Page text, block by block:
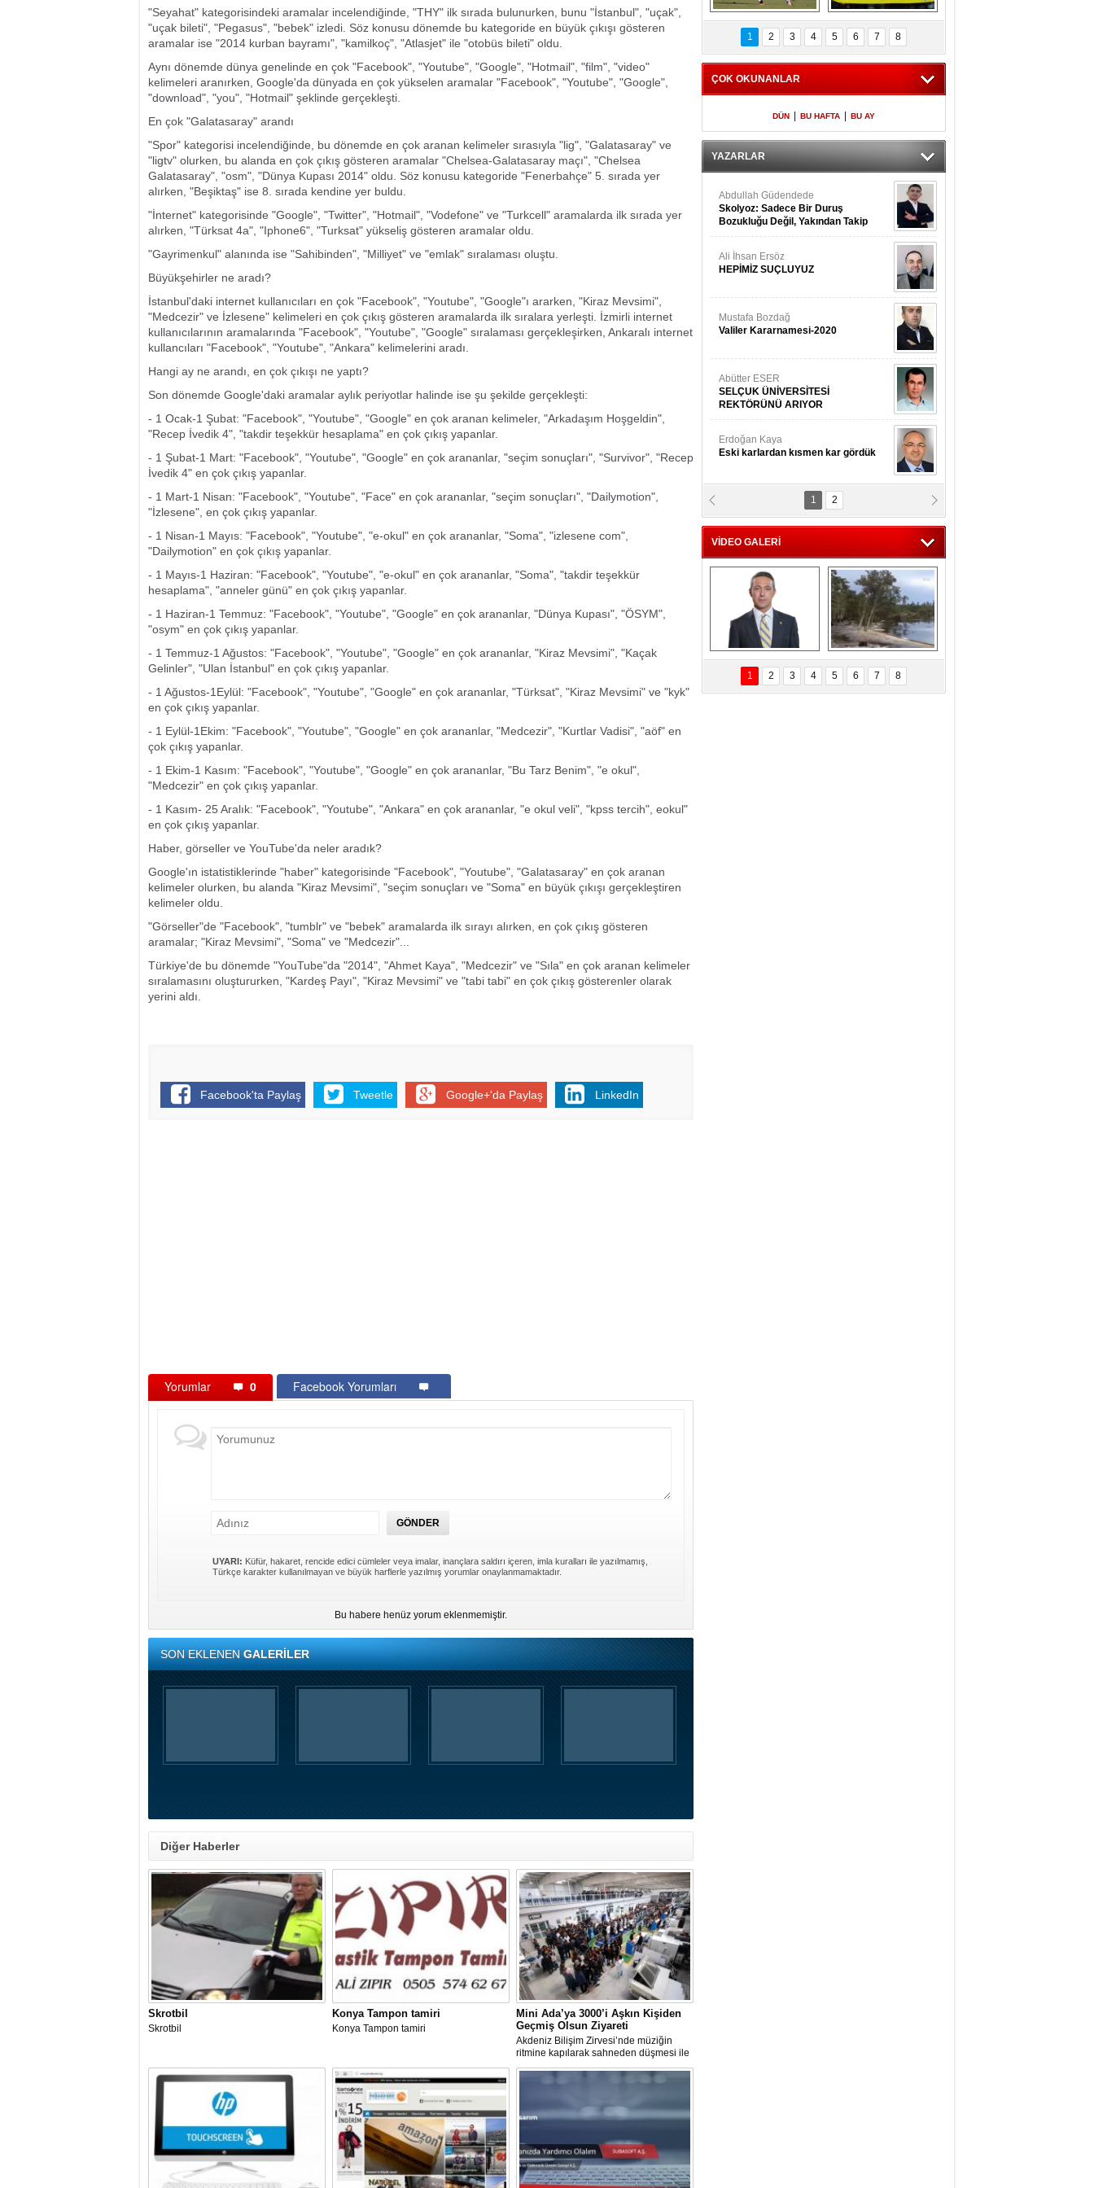
"Seyahat" kategorisindeki aramalar incelendiğinde, "THY" ilk sırada bulunurken, bunu "İstanbul", "uçak",
"uçak bileti", "Pegasus", "bebek" izledi. Söz konusu dönemde bu kategoride en büyük çıkışı gösteren
aramalar ise "2014 kurban bayramı", "kamilkoç", "Atlasjet" ile "otobüs bileti" oldu.
Aynı dönemde dünya genelinde en çok "Facebook", "Youtube", "Google", "Hotmail", "film", "video"
kelimeleri aranırken, Google'da dünyada en çok yükselen aramalar "Facebook", "Youtube", "Google",
"download", "you", "Hotmail" şeklinde gerçekleşti.
En çok "Galatasaray" arandı
"Spor" kategorisi incelendiğinde, bu dönemde en çok aranan kelimeler sırasıyla "lig", "Galatasaray" ve
"ligtv" olurken, bu alanda en çok çıkış gösteren aramalar "Chelsea-Galatasaray maçı", "Chelsea
Galatasaray", "osm", "Dünya Kupası 2014" oldu. Söz konusu kategoride "Fenerbahçe" 5. sırada yer
alırken, "Beşiktaş" ise 8. sırada kendine yer buldu.
"İnternet" kategorisinde "Google", "Twitter", "Hotmail", "Vodefone" ve "Turkcell" aramalarda ilk sırada yer
alırken, "Türksat 4a", "Iphone6", "Turksat" yükseliş gösteren aramalar oldu.
"Gayrimenkul" alanında ise "Sahibinden", "Milliyet" ve "emlak" sıralaması oluştu.
Büyükşehirler ne aradı?
İstanbul'daki internet kullanıcıları en çok "Facebook", "Youtube", "Google"ı ararken, "Kiraz Mevsimi",
"Medcezir" ve İzlesene" kelimeleri en çok çıkış gösteren aramalarda ilk sıralara yerleşti. İzmirli internet
kullanıcılarının aramalarında "Facebook", "Youtube", "Google" sıralaması gerçekleşirken, Ankaralı internet
kullancıları "Facebook", "Youtube", "Ankara" kelimelerini aradı.
Hangi ay ne arandı, en çok çıkışı ne yaptı?
Son dönemde Google'daki aramalar aylık periyotlar halinde ise şu şekilde gerçekleşti:
- 1 Ocak-1 Şubat: "Facebook", "Youtube", "Google" en çok aranan kelimeler, "Arkadaşım Hoşgeldin",
"Recep İvedik 4", "takdir teşekkür hesaplama" en çok çıkış yapanlar.
- 1 Şubat-1 Mart: "Facebook", "Youtube", "Google" en çok arananlar, "seçim sonuçları", "Survivor", "Recep
İvedik 4" en çok çıkış yapanlar.
- 1 Mart-1 Nisan: "Facebook", "Youtube", "Face" en çok arananlar, "seçim sonuçları", "Dailymotion",
"İzlesene", en çok çıkış yapanlar.
- 1 Nisan-1 Mayıs: "Facebook", "Youtube", "e-okul" en çok arananlar, "Soma", "izlesene com",
"Dailymotion" en çok çıkış yapanlar.
- 1 Mayıs-1 Haziran: "Facebook", "Youtube", "e-okul" en çok arananlar, "Soma", "takdir teşekkür
hesaplama", "anneler günü" en çok çıkış yapanlar.
- 1 Haziran-1 Temmuz: "Facebook", "Youtube", "Google" en çok arananlar, "Dünya Kupası", "ÖSYM",
"osym" en çok çıkış yapanlar.
- 1 Temmuz-1 Ağustos: "Facebook", "Youtube", "Google" en çok arananlar, "Kiraz Mevsimi", "Kaçak
Gelinler", "Ulan İstanbul" en çok çıkış yapanlar.
- 1 Ağustos-1Eylül: "Facebook", "Youtube", "Google" en çok arananlar, "Türksat", "Kiraz Mevsimi" ve "kyk"
en çok çıkış yapanlar.
- 1 Eylül-1Ekim: "Facebook", "Youtube", "Google" en çok arananlar, "Medcezir", "Kurtlar Vadisi", "aöf" en
çok çıkış yapanlar.
- 1 Ekim-1 Kasım: "Facebook", "Youtube", "Google" en çok arananlar, "Bu Tarz Benim", "e okul",
"Medcezir" en çok çıkış yapanlar.
- 1 Kasım- 25 Aralık: "Facebook", "Youtube", "Ankara" en çok arananlar, "e okul veli", "kpss tercih", eokul"
en çok çıkış yapanlar.
Haber, görseller ve YouTube'da neler aradık?
Google'ın istatistiklerinde "haber" kategorisinde "Facebook", "Youtube", "Galatasaray" en çok aranan
kelimeler olurken, bu alanda "Kiraz Mevsimi", "seçim sonuçları ve "Soma" en büyük çıkışı gerçekleştiren
kelimeler oldu.
"Görseller"de "Facebook", "tumblr" ve "bebek" aramalarda ilk sırayı alırken, en çok çıkış gösteren
aramalar; "Kiraz Mevsimi", "Soma" ve "Medcezir"...
Türkiye'de bu dönemde "YouTube"da "2014", "Ahmet Kaya", "Medcezir" ve "Sıla" en çok aranan kelimeler
sıralamasını oluştururken, "Kardeş Payı", "Kiraz Mevsimi" ve "tabi tabi" en çok çıkış gösterenler olarak
yerini aldı.
Facebook'ta Paylaş Tweetle Google+'da Paylaş LinkedIn
Yorumlar 0 Facebook Yorumları
UYARI: Küfür, hakaret, rencide edici cümleler veya imalar, inançlara saldırı içeren, imla kuralları ile yazılmamış,
Türkçe karakter kullanılmayan ve büyük harflerle yazılmış yorumlar onaylanmamaktadır.
Bu habere henüz yorum eklenmemiştir.
SON EKLENENGALERİLER
Diğer Haberler
Skrotbil
Skrotbil
Konya Tampon tamiri
Konya Tampon tamiri
Mini Ada’ya 3000’i Aşkın Kişiden
Geçmiş Olsun Ziyareti
Akdeniz Bilişim Zirvesi’nde müziğin
ritmine kapılarak sahneden düşmesi ile
ülke çapında geniş bir yankı bulan
insansı robot Mini Ada’ya “geçmiş
Fenerbahçe
Voluntari 3 golle
geçti
Futbolun adresi beş
ülke...
1 2 3 4 5 6 7 8
ÇOK OKUNANLAR
DÜN BU HAFTA BU AY
YAZARLAR
Abdullah Güdendede
Skolyoz: Sadece Bir Duruş
Bozukluğu Değil, Yakından Takip
Gerekir
Ali İhsan Ersöz
HEPİMİZ SUÇLUYUZ
Mustafa Bozdağ
Valiler Kararnamesi-2020
Abütter ESER
SELÇUK ÜNİVERSİTESİ
REKTÖRÜNÜ ARIYOR
Erdoğan Kaya
Eski karlardan kısmen kar gördük
Yrd.Doç.Dr. İbrahim BAYKAN
Hüseyin Gök
Zaman ve İnsan
1 2
VİDEO GALERİ
Ali Koç'tan  Lefter
sezonunda herkesi
yeniden saygıya
davet!
Ağaçlar 5 Saniyede
Kayboldu!
SubhanAllah!
1 2 3 4 5 6 7 8